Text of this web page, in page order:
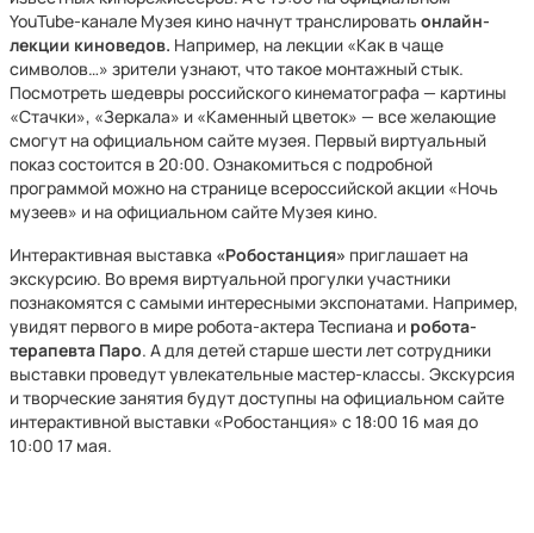
YouTube-канале Музея кино начнут транслировать онлайн-
лекции киноведов. Например, на лекции «Как в чаще
символов…» зрители узнают, что такое монтажный стык.
Посмотреть шедевры российского кинематографа — картины
«Стачки», «Зеркала» и «Каменный цветок» — все желающие
смогут на официальном сайте музея. Первый виртуальный
показ состоится в 20:00. Ознакомиться с подробной
программой можно на странице всероссийской акции «Ночь
музеев» и на официальном сайте Музея кино.
Интерактивная выставка «Робостанция» приглашает на
экскурсию. Во время виртуальной прогулки участники
познакомятся с самыми интересными экспонатами. Например,
увидят первого в мире робота-актера Теспиана и робота-
терапевта Паро. А для детей старше шести лет сотрудники
выставки проведут увлекательные мастер-классы. Экскурсия
и творческие занятия будут доступны на официальном сайте
интерактивной выставки «Робостанция» с 18:00 16 мая до
10:00 17 мая.